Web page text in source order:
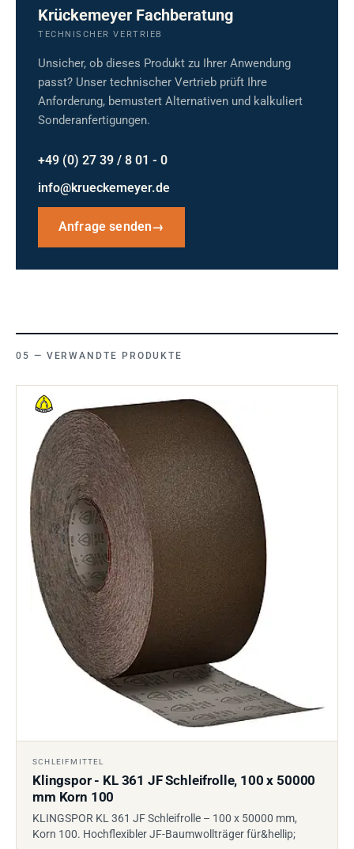
Krückemeyer Fachberatung
TECHNISCHER VERTRIEB
Unsicher, ob dieses Produkt zu Ihrer Anwendung
passt? Unser technischer Vertrieb prüft Ihre
Anforderung, bemustert Alternativen und kalkuliert
Sonderanfertigungen.
+49 (0) 27 39 / 8 01 - 0
info@krueckemeyer.de
Anfrage senden→
VERWANDTE PRODUKTE
SCHLEIFMITTEL
Klingspor - KL 361 JF Schleifrolle, 100 x 50000
mm Korn 100
KLINGSPOR KL 361 JF Schleifrolle – 100 x 50000 mm,
Korn 100. Hochflexibler JF-Baumwollträger für&hellip;